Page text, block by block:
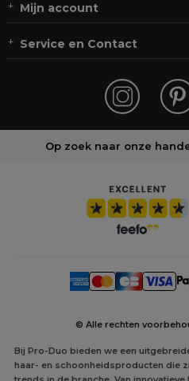
Mijn account
Service en Contact
Op zoek naar onze
© Alle rechten
Bij Pro-Duo bieden we een
haar- en schoonheidsproducten die